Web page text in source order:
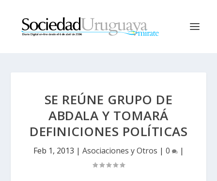
SE REÚNE GRUPO DE
ABDALA Y TOMARÁ
DEFINICIONES POLÍTICAS
Feb 1, 2013 | Asociaciones y Otros | 0 |